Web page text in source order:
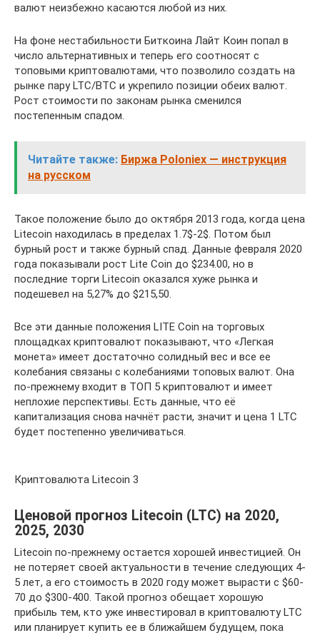
валют неизбежно касаются любой из них.
На фоне нестабильности Биткоина Лайт Коин попал в
число альтернативных и теперь его соотносят с
топовыми криптовалютами, что позволило создать на
рынке пару LTC/BTC и укрепило позиции обеих валют.
Рост стоимости по законам рынка сменился
постепенным спадом.
Читайте также: Биржа Poloniex — инструкция
на русском
Такое положение было до октября 2013 года, когда цена
Litecoin находилась в пределах 1.7$-2$. Потом был
бурный рост и также бурный спад. Данные февраля 2020
года показывали рост Lite Coin до $234.00, но в
последние торги Litecoin оказался хуже рынка и
подешевел на 5,27% до $215,50.
Все эти данные положения LITE Coin на торговых
площадках криптовалют показывают, что «Легкая
монета» имеет достаточно солидный вес и все ее
колебания связаны с колебаниями топовых валют. Она
по-прежнему входит в ТОП 5 криптовалют и имеет
неплохие перспективы. Есть данные, что её
капитализация снова начнёт расти, значит и цена 1 LTC
будет постепенно увеличиваться.
Криптовалюта Litecoin 3
Ценовой прогноз Litecoin (LTC) на 2020,
2025, 2030
Litecoin по-прежнему остается хорошей инвестицией. Он
не потеряет своей актуальности в течение следующих 4-
5 лет, а его стоимость в 2020 году может вырасти с $60-
70 до $300-400. Такой прогноз обещает хорошую
прибыль тем, кто уже инвестировал в криптовалюту LTC
или планирует купить ее в ближайшем будущем, пока